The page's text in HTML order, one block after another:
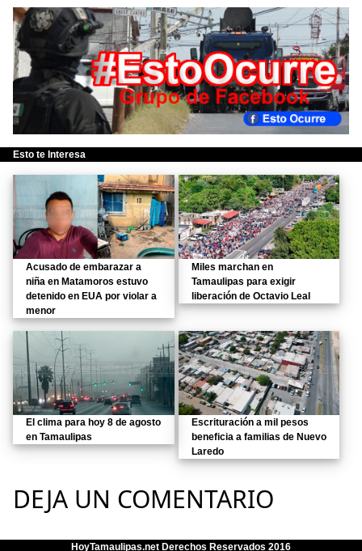
Esto te Interesa
Acusado de embarazar a
niña en Matamoros estuvo
detenido en EUA por violar a
menor
Miles marchan en
Tamaulipas para exigir
liberación de Octavio Leal
El clima para hoy 8 de agosto
en Tamaulipas
Escrituración a mil pesos
beneficia a familias de Nuevo
Laredo
DEJA UN COMENTARIO
HoyTamaulipas.net Derechos Reservados 2016